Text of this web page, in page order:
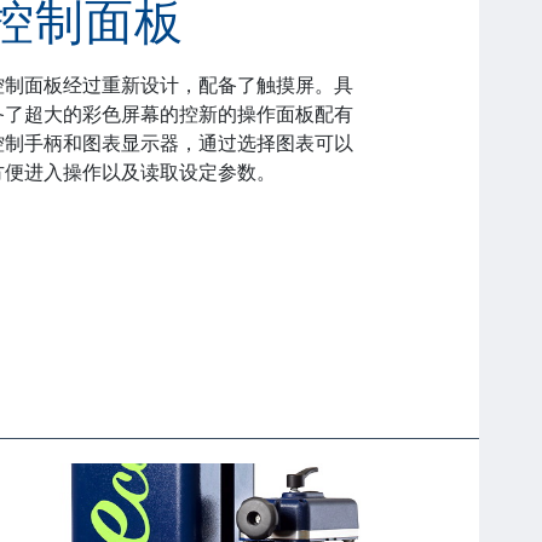
制面板
制面板经过重新设计，配备了触摸屏。具
了超大的彩色屏幕的控新的操作面板配有
制手柄和图表显示器，通过选择图表可以
便进入操作以及读取设定参数。